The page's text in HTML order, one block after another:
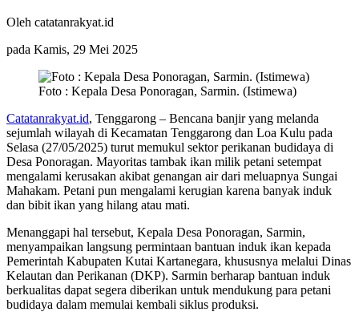
Oleh catatanrakyat.id
pada Kamis, 29 Mei 2025
Foto : Kepala Desa Ponoragan, Sarmin. (Istimewa)
Catatanrakyat.id, Tenggarong – Bencana banjir yang melanda
sejumlah wilayah di Kecamatan Tenggarong dan Loa Kulu pada
Selasa (27/05/2025) turut memukul sektor perikanan budidaya di
Desa Ponoragan. Mayoritas tambak ikan milik petani setempat
mengalami kerusakan akibat genangan air dari meluapnya Sungai
Mahakam. Petani pun mengalami kerugian karena banyak induk
dan bibit ikan yang hilang atau mati.
Menanggapi hal tersebut, Kepala Desa Ponoragan, Sarmin,
menyampaikan langsung permintaan bantuan induk ikan kepada
Pemerintah Kabupaten Kutai Kartanegara, khususnya melalui Dinas
Kelautan dan Perikanan (DKP). Sarmin berharap bantuan induk
berkualitas dapat segera diberikan untuk mendukung para petani
budidaya dalam memulai kembali siklus produksi.